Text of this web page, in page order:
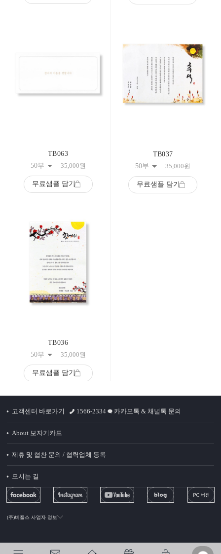
TB063
50부
35,000원
무료샘플 담기
TB037
50부
35,000원
무료샘플 담기
TB036
50부
35,000원
무료샘플 담기
고객센터 바로가기 1566-2334 카카오톡 & 채널톡 문의
About 보자기카드
제휴 및 협찬 문의 / 협력업체 등록
오시는 길
(주)비플스 사업자 정보